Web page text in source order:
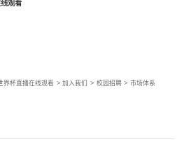
观看
界杯直播在线观看 > 加入我们 > 校园招聘 > 市场体系